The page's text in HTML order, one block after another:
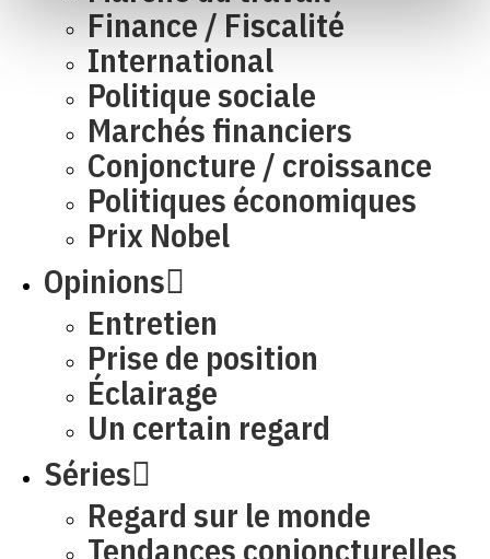
Finance / Fiscalité
International
Politique sociale
Marchés financiers
Conjoncture / croissance
Politiques économiques
Prix Nobel
Opinions
Entretien
Prise de position
Éclairage
Un certain regard
Séries
Regard sur le monde
Tendances conjoncturelles